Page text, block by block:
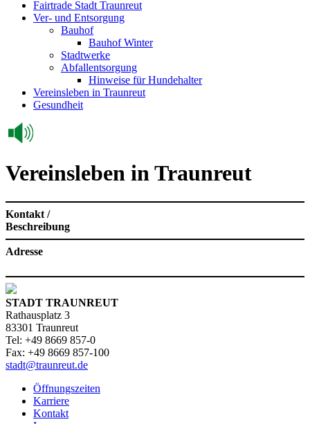
Fairtrade Stadt Traunreut
Ver- und Entsorgung
Bauhof
Bauhof Winter
Stadtwerke
Abfallentsorgung
Hinweise für Hundehalter
Vereinsleben in Traunreut
Gesundheit
Vereinsleben in Traunreut
Kontakt /
Beschreibung
Adresse
STADT TRAUNREUT
Rathausplatz 3
83301 Traunreut
Tel: +49 8669 857-0
Fax: +49 8669 857-100
stadt@traunreut.de
Öffnungszeiten
Karriere
Kontakt